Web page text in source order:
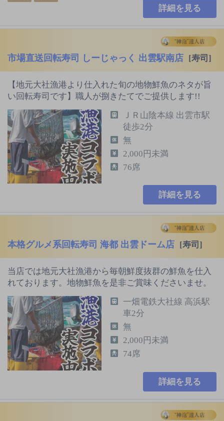
詳細を見る
市場直送回転寿司 しーじゃっく 出雲駅南店 [寿司]
【地元大社漁港より仕入れた旬の地物鮮魚のネタが旨
い回転寿司です】職人が捌きたてでご提供します!!
ＪＲ山陰本線 出雲市駅
徒歩2分
無
2,000円未満
76席
詳細を見る
本格グルメ系回転寿司 海都 出雲ドーム店 [寿司]
当店では地元大社漁港から毎朝鮮度抜群の鮮魚を仕入
れております。地物鮮魚を是非ご賞味くださいませ。
一畑電鉄大社線 高浜駅
車2分
無
2,000円未満
74席
詳細を見る